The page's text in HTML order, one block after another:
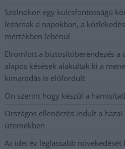
Szolnokon egy kulcsfontosságú
lezárnak a napokban, a
mértékben lebénul
Elromlott a biztosítóberendezés a
alapos késések alakultak ki a
kimaradás is előfordult
Ön szerint hogy készül a
Országos ellenőrzés indult a
üzemekben
Az idei év leglassabb növekedését